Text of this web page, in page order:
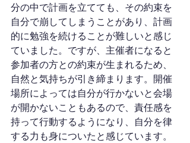
分の中で計画を立てても、その約束を
自分で崩してしまうことがあり、計画
的に勉強を続けることが難しいと感じ
ていました。ですが、主催者になると
参加者の方との約束が生まれるため、
自然と気持ちが引き締まります。開催
場所によっては自分が行かないと会場
が開かないこともあるので、責任感を
持って行動するようになり、自分を律
する力も身についたと感じています。